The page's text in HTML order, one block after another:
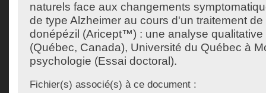
naturels face aux changements
de type Alzheimer au cours d'un traitement
donépézil (Aricept™) : une analyse qualitative
(Québec, Canada), Université du Québec à
psychologie (Essai doctoral).
Fichier(s) associé(s) à ce document :